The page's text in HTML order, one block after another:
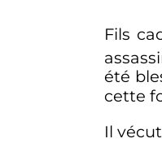
Fils
été
cette
Il